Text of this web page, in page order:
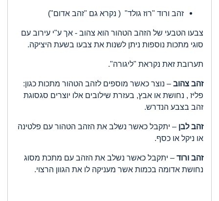
זהב ורוד "רוז גולד" ( נקרא גם "זהב אדום")
צבעו הטבעי של הזהב הטהור הוא צהוב - אך ע"י עירוב עם
סוגי מתכות נוספות ניתן לשנות את צבעו בשעת היציקה.
תערובת זאת נקראת "ליגורה".
זהב צהוב – נוצר כאשר מוספים לזהב הטהור מתכות כגון:
פליז , נחושת או אבץ, בעזרת שילובים אלו יוצרים סגסוגת
זהב בצבע הנדרש.
זהב לבן – יתקבל כאשר נשלב את הזהב הטהור עם פלטינה
או ניקל או כסף.
זהב ורוד – יתקבל כאשר נשלב את הזהב עם מתכת מסוג
נחושת אדומה בכמות אשר מעניקה לו את הגוון הרצוי.